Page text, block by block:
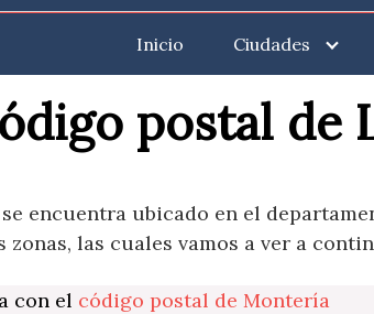
Inicio Ciudades
postal de
encuentra ubicado en el
zonas, las cuales vamos a ver a
con el código postal de Montería